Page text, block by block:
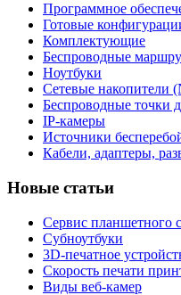
Программное
Готовые
Комплектующие
Беспроводные
Ноутбуки
Сетевые накопители
Беспроводные точки
IP-камеры
Источники
Кабели, адаптеры,
Новые статьи
Сервис планшетного
Субноутбуки
3D-печатное
Скорость печати
Виды веб-камер